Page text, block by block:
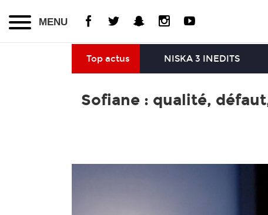
MENU
Top actus NISKA 3 INEDITS
Sofiane : qualité,